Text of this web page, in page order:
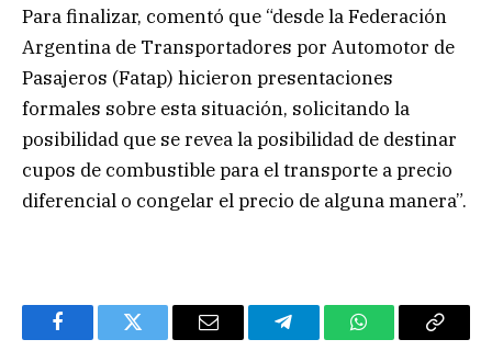
Para finalizar, comentó que “desde la Federación
Argentina de Transportadores por Automotor de
Pasajeros (Fatap) hicieron presentaciones
formales sobre esta situación, solicitando la
posibilidad que se revea la posibilidad de destinar
cupos de combustible para el transporte a precio
diferencial o congelar el precio de alguna manera”.
FacebookTwitter Email TelegramWhatsAppCopy